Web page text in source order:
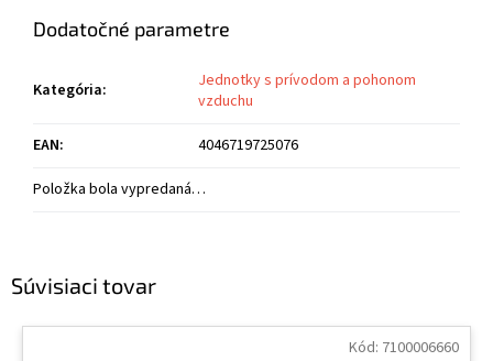
Súvisiaci tovar
Kód: 7100006660
Dodatočné parametre
Kategória:
Jednotky s prívodom a pohonom
vzduchu
EAN:
4046719725076
Položka bola vypredaná…